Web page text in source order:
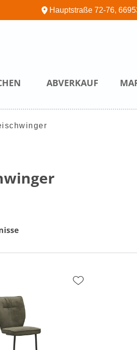
Hauptstraße 72-76,
ABVERKAUF